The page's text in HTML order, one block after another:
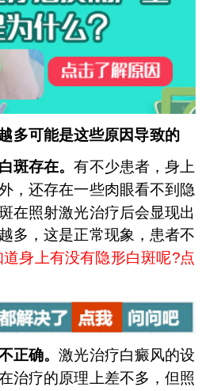
多可能是这些原因导致的
斑存在。有不少患者，身上
，还存在一些肉眼看不到隐
在照射激光治疗后会显现出
多，这是正常现象，患者不
道身上有没有隐形白斑呢?点
正确。激光治疗白癜风的设
治疗的原理上差不多，但照